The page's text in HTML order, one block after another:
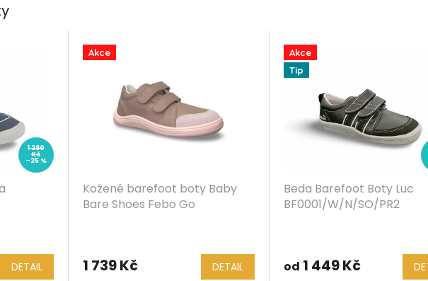
1 280
Kč
–25 %
DETAIL
Akce
Kožené barefoot boty Baby
Bare Shoes Febo Go
1 739 Kč DETAIL
Akce
Tip
Beda Barefoot Boty Luc
BF0001/W/N/SO/PR2
od 1 449 Kč